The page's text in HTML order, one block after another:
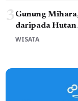
3Gunung
daripada
WISATA